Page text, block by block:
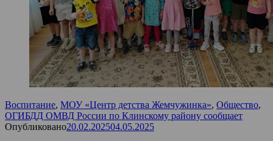
Воспитание, МОУ «Центр детства Жемчужинка», Общество,
ОГИБДД ОМВД России по Клинскому району сообщает
Опубликовано20.02.202504.05.2025